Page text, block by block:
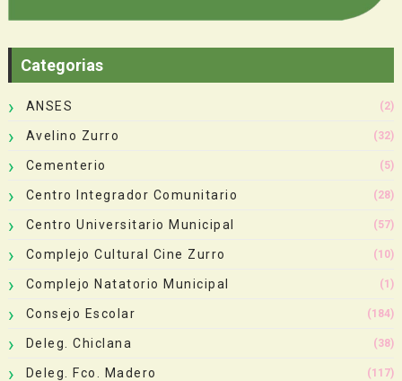
Categorias
ANSES (2)
Avelino Zurro (32)
Cementerio (5)
Centro Integrador Comunitario (28)
Centro Universitario Municipal (57)
Complejo Cultural Cine Zurro (10)
Complejo Natatorio Municipal (1)
Consejo Escolar (184)
Deleg. Chiclana (38)
Deleg. Fco. Madero (117)